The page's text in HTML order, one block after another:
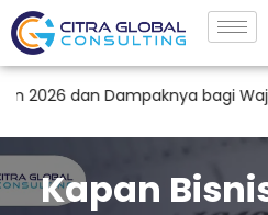
bagi Wajib Pajak di
Kapan